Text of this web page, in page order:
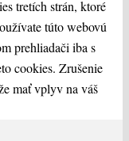
tretích strán, ktoré
túto webovú
prehliadači iba s
cookies. Zrušenie
mať vplyv na váš